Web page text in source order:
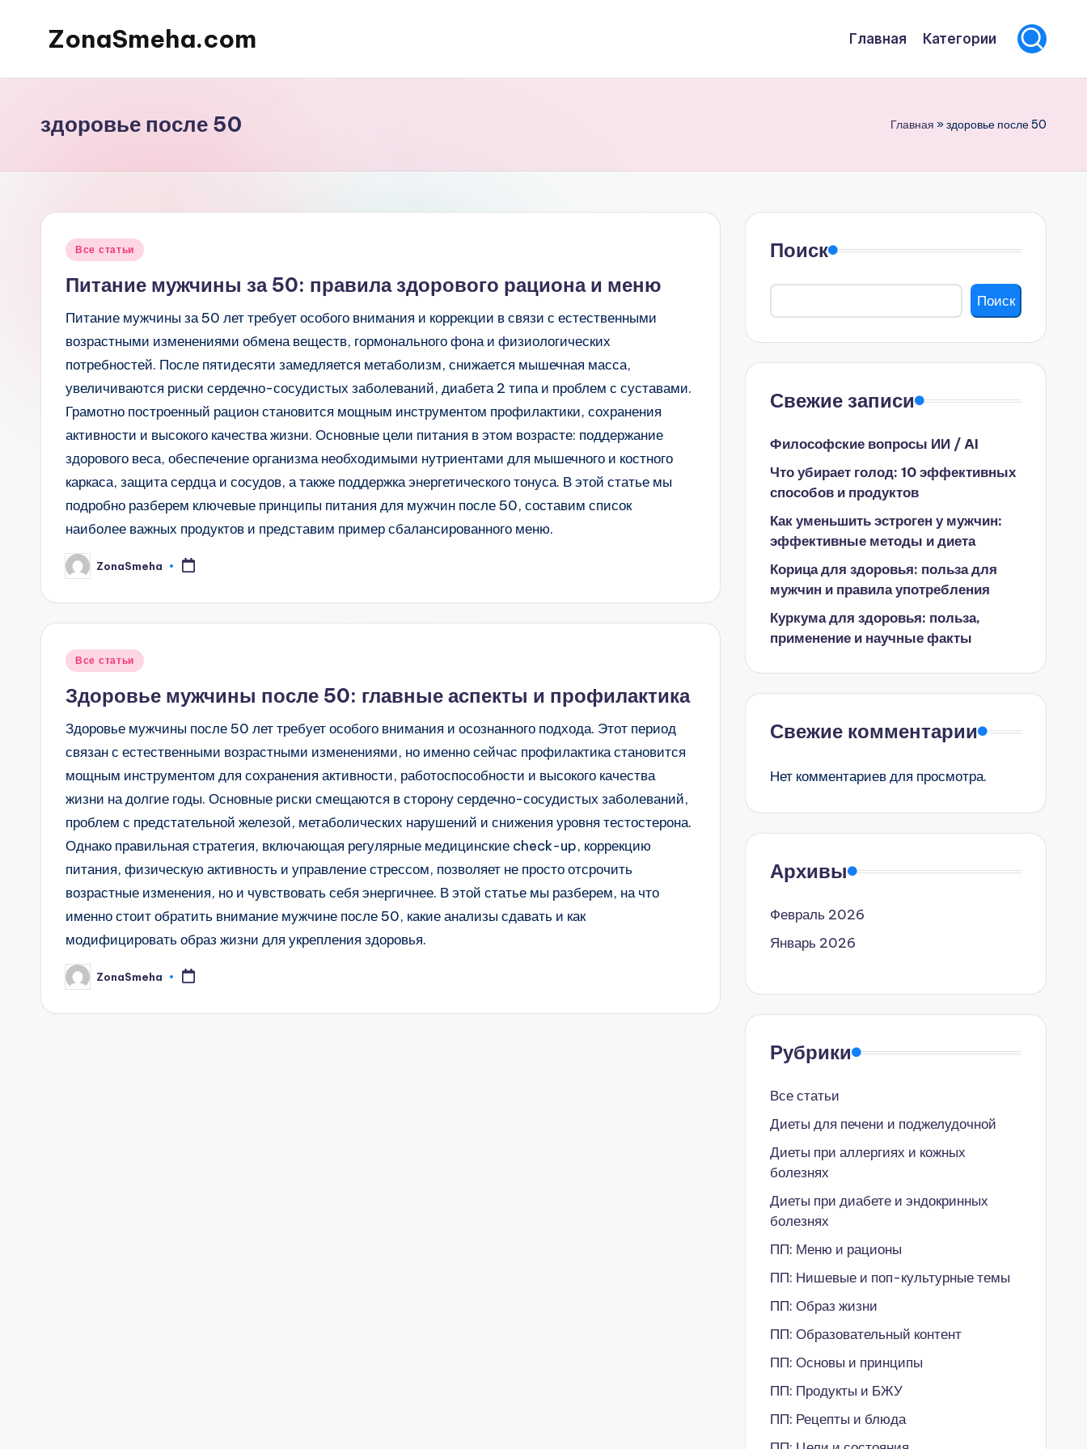
ПерейтиZonaSmeha.com
Правильное
питание
Главная Категории
здоровье после 50 Главная »здоровье после 50
Опубликовано
Все статьи
Питание мужчины за 50: правила здорового рациона и меню
Питание мужчины за 50 лет требует особого внимания и коррекции в связи с естественными
возрастными изменениями обмена веществ, гормонального фона и физиологических
потребностей. После пятидесяти замедляется метаболизм, снижается мышечная масса,
увеличиваются риски сердечно-сосудистых заболеваний, диабета 2 типа и проблем с суставами.
Грамотно построенный рацион становится мощным инструментом профилактики, сохранения
активности и высокого качества жизни. Основные цели питания в этом возрасте: поддержание
здорового веса, обеспечение организма необходимыми нутриентами для мышечного и костного
каркаса, защита сердца и сосудов, а также поддержка энергетического тонуса. В этой статье мы
подробно разберем ключевые принципы питания для мужчин после 50, составим список
наиболее важных продуктов и представим пример сбалансированного меню.
Запись
от
ZonaSmeha
Опубликовано
Все статьи
Здоровье мужчины после 50: главные аспекты и профилактика
Здоровье мужчины после 50 лет требует особого внимания и осознанного подхода. Этот период
связан с естественными возрастными изменениями, но именно сейчас профилактика становится
мощным инструментом для сохранения активности, работоспособности и высокого качества
жизни на долгие годы. Основные риски смещаются в сторону сердечно-сосудистых заболеваний,
проблем с предстательной железой, метаболических нарушений и снижения уровня тестостерона.
Однако правильная стратегия, включающая регулярные медицинские check-up, коррекцию
питания, физическую активность и управление стрессом, позволяет не просто отсрочить
возрастные изменения, но и чувствовать себя энергичнее. В этой статье мы разберем, на что
именно стоит обратить внимание мужчине после 50, какие анализы сдавать и как
модифицировать образ жизни для укрепления здоровья.
Запись
от
ZonaSmeha
Поиск
Поиск
Свежие записи
Философские вопросы ИИ / AI
Что убирает голод: 10 эффективных
способов и продуктов
Как уменьшить эстроген у мужчин:
эффективные методы и диета
Корица для здоровья: польза для
мужчин и правила употребления
Куркума для здоровья: польза,
применение и научные факты
Свежие комментарии
Нет комментариев для просмотра.
Архивы
Февраль 2026
Январь 2026
Рубрики
Все статьи
Диеты для печени и поджелудочной
Диеты при аллергиях и кожных
болезнях
Диеты при диабете и эндокринных
болезнях
ПП: Меню и рационы
ПП: Нишевые и поп-культурные темы
ПП: Образ жизни
ПП: Образовательный контент
ПП: Основы и принципы
ПП: Продукты и БЖУ
ПП: Рецепты и блюда